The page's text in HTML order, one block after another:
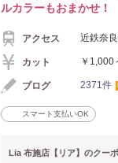
ルカラーもおまかせ！
アクセス 近鉄奈
カット ￥1,000
ブログ 2371件
スマート支払いOK
Lia 布施店【リア】のクー